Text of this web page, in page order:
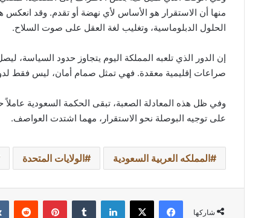
منها أن الاستقرار هو الأساس لأي نهضة أو تقدم. وقد
الحلول الدبلوماسية، وتغليب لغة العقل على صوت السلاح.
إن الدور الذي تلعبه المملكة اليوم يتجاوز حدود السياسة،
صراعات إقليمية معقدة. فهي تمثل صمام أمان، ليس فقط
وفي ظل هذه المعادلة الصعبة، تبقى الحكمة السعودية
على توجيه البوصلة نحو الاستقرار، مهما اشتدت العواصف.
المملكه العربية السعودية الولايات المتحدة
شاركها
فيسبوك ‫X لينكدإن بينتيريست